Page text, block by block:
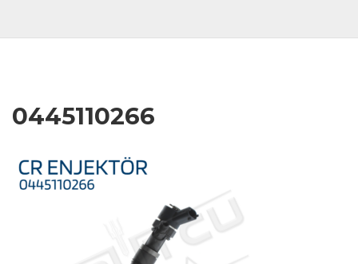
0445110266